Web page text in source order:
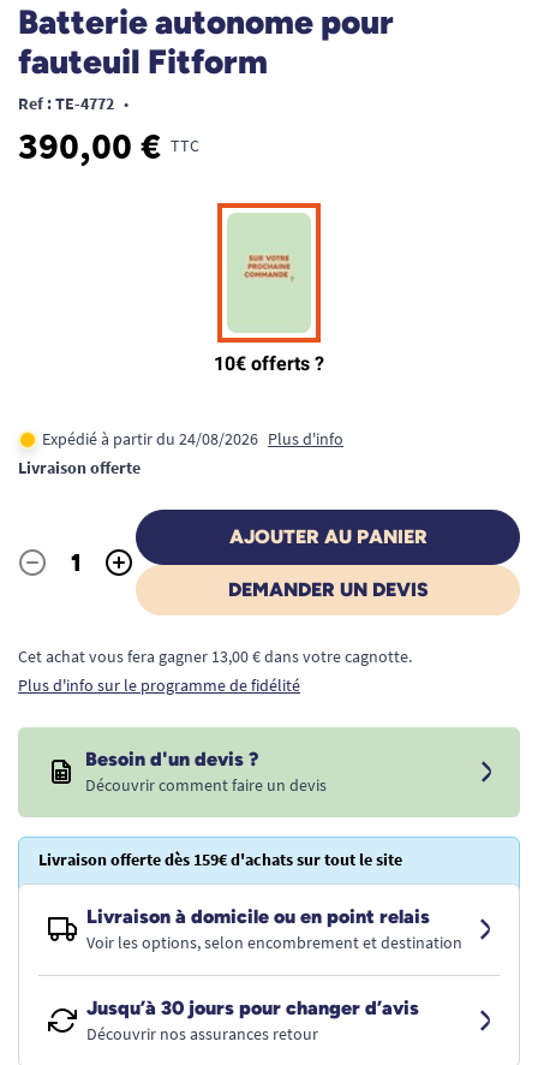
Batterie autonome pour
fauteuil Fitform
Ref : TE-4772 •
390,00 € TTC
Expédié à partir du 24/08/2026 Plus d'info
Livraison offerte
Quantité
- +
AJOUTER AU PANIER
DEMANDER UN DEVIS
Cet achat vous fera gagner 13,00 € dans votre cagnotte.
Plus d'info sur le programme de fidélité
Besoin d'un devis ?
Découvrir comment faire un devis
Livraison offerte dès 159€ d'achats sur tout le site
Livraison à domicile ou en point relais
Voir les options, selon encombrement et destination
Jusqu’à 30 jours pour changer d’avis
Découvrir nos assurances retour